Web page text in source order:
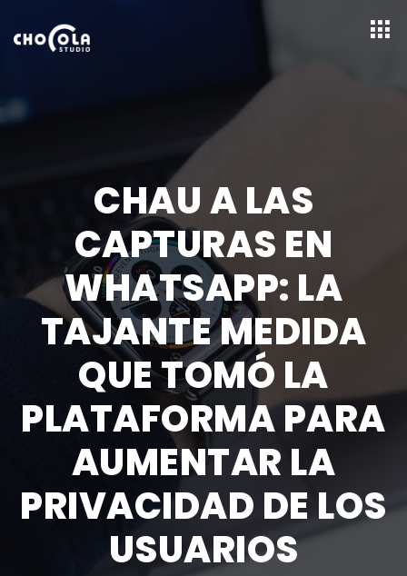
CHAU A LAS
CAPTURAS EN
WHATSAPP: LA
TAJANTE MEDIDA
QUE TOMÓ LA
PLATAFORMA PARA
AUMENTAR LA
PRIVACIDAD DE LOS
USUARIOS